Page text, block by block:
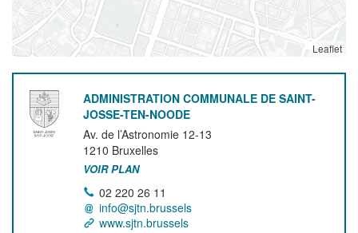
Leaflet
ADMINISTRATION COMMUNALE DE SAINT-
JOSSE-TEN-NOODE
Av. de l’Astronomie 12-13
1210 Bruxelles
VOIR PLAN
02 220 26 11
info@sjtn.brussels
www.sjtn.brussels